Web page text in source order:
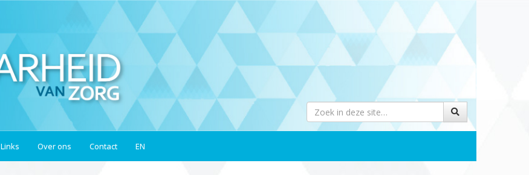
Links Over ons Contact EN